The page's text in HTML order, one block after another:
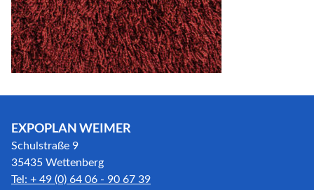
EXPOPLAN WEIMER
Schulstraße 9
35435 Wettenberg
Tel: + 49 (0) 64 06 - 90 67 39